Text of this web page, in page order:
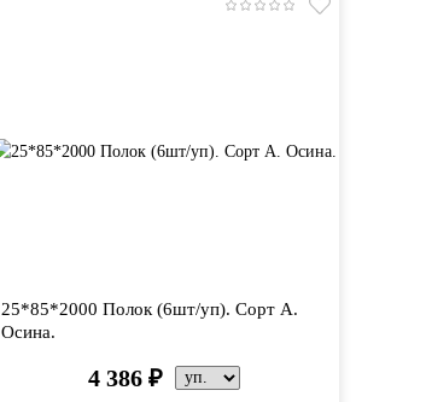
25*85*2000 Полок (6шт/уп). Сорт А.
Осина.
4 386 ₽